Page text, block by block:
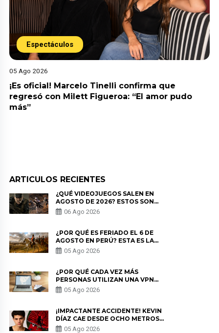
Espectáculos
05 Ago 2026
¡Es oficial! Marcelo Tinelli confirma que
regresó con Milett Figueroa: “El amor pudo
más”
ARTICULOS RECIENTES
¿QUÉ VIDEOJUEGOS SALEN EN
AGOSTO DE 2026? ESTOS SON
LOS ESTRENOS MÁS ESPERADOS
06 Ago 2026
¿POR QUÉ ES FERIADO EL 6 DE
AGOSTO EN PERÚ? ESTA ES LA
HISTORIA
05 Ago 2026
¿POR QUÉ CADA VEZ MÁS
PERSONAS UTILIZAN UNA VPN
PARA PROTEGER SU
PRIVACIDAD?
05 Ago 2026
¡IMPACTANTE ACCIDENTE! KEVIN
DÍAZ CAE DESDE OCHO METROS
EN “ESTO ES GUERRA” Y GENERA
05 Ago 2026